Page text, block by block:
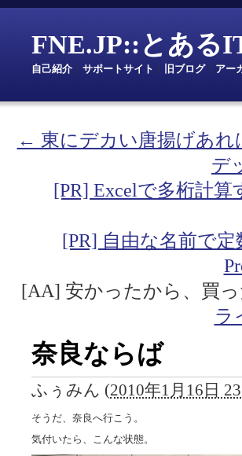
FNE.JP::とある
自己紹介 サポートサイト 旧ブログ｜ アー
← 東にデカい唐揚げあれ
デ
[PR] Excelで多桁計算
[PR] 自由な名前で定
[AA] 安かったから、買
ラ
奈良ならば
ふぅみん (2010年1月16日
そうだ、奈良へ行こう。
気付いたら、こんな状態。